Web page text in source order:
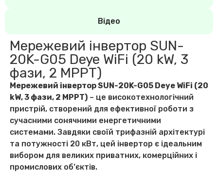
Відео
Мережевий інвертор SUN-
20K-G05 Deye WiFi (20 kW, 3
фази, 2 MPPT)
Мережевий інвертор SUN-20K-G05 Deye WiFi (20
kW, 3 фази, 2 MPPT) – це високотехнологічний
пристрій, створений для ефективної роботи з
сучасними сонячними енергетичними
системами. Завдяки своїй трифазній архітектурі
та потужності 20 кВт, цей інвертор є ідеальним
вибором для великих приватних, комерційних і
промислових об’єктів.